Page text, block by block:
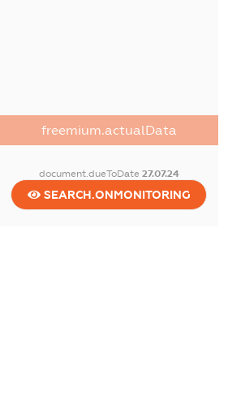
freemium.actualData
document.dueToDate 27.07.24
SEARCH.ONMONITORING